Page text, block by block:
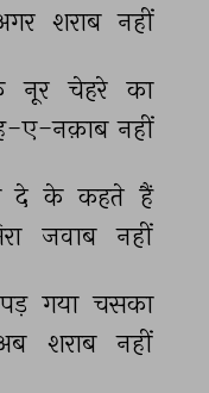
शराब नहीं
नूर चेहरे का
ए-नक़ाब नहीं
दे के कहते हैं
जवाब नहीं
पड़ गया चसका
शराब नहीं